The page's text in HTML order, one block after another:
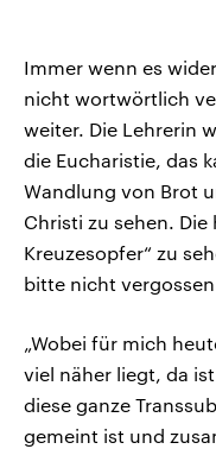
Immer wenn es
nicht wortwörtlich
weiter. Die Lehrerin
die Eucharistie, das
Wandlung von Brot
Christi zu sehen. Die
Kreuzesopfer“ zu
bitte nicht
„Wobei für mich
viel näher liegt, da
diese ganze
gemeint ist und